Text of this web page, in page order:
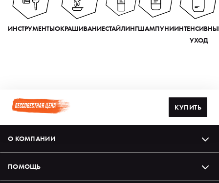
ИНСТРУМЕНТЫОКРАШИВАНИЕСТАЙЛИНГШАМПУНИ
УХОД
КУПИТЬ
О КОМПАНИИ
ПОМОЩЬ